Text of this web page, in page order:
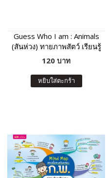
Guess Who I am : Animals
(สันห่วง) ทายภาพสัตว์ เรียนรู้
คำศัพท์และเสียงร้องของสัตว์
120 บาท
หยิบใส่ตะกร้า